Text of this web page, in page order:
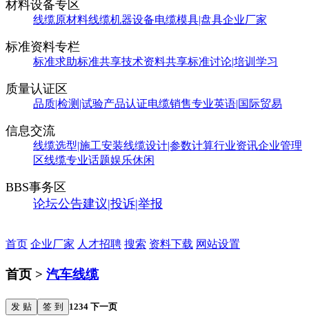
材料设备专区
线缆原材料线缆机器设备电缆模具|盘具企业厂家
标准资料专栏
标准求助标准共享技术资料共享标准讨论|培训学习
质量认证区
品质|检测|试验产品认证电缆销售专业英语|国际贸易
信息交流
线缆选型|施工安装线缆设计|参数计算行业资讯企业管理
区线缆专业话题娱乐休闲
BBS事务区
论坛公告建议|投诉|举报
首页 企业厂家 人才招聘 搜索 资料下载 网站设置
首页 > 汽车线缆
发 贴 签 到 1234 下一页